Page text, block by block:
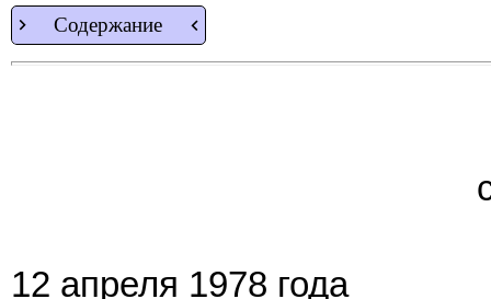
Содержание
12 апреля 1978 года